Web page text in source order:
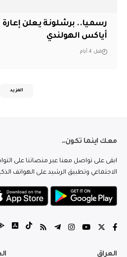
رسميا.. برشلونة يعلن إعارة
أياكس الهولندي
قبل 4 أيام
المزيد
معك اينما تكون..
ابقى على تواصل معنا عبر منصاتنا على
الاجتماعي وتطبيق الرشيد على الهواتف
العراق